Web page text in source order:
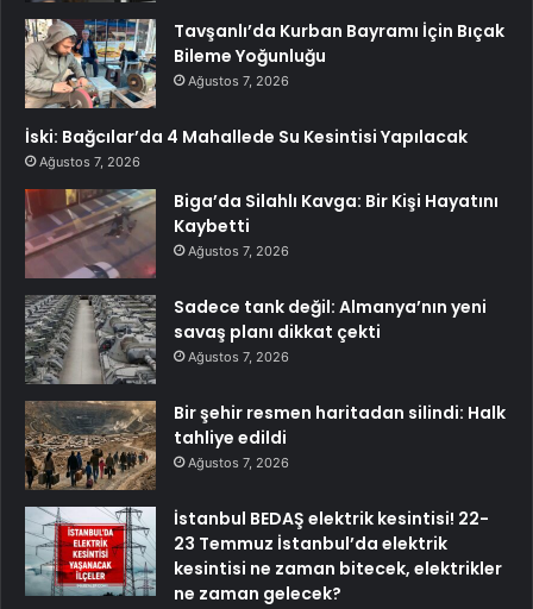
Tavşanlı’da Kurban Bayramı İçin Bıçak
Bileme Yoğunluğu
Ağustos 7, 2026
İski: Bağcılar’da 4 Mahallede Su Kesintisi Yapılacak
Ağustos 7, 2026
Biga’da Silahlı Kavga: Bir Kişi Hayatını
Kaybetti
Ağustos 7, 2026
Sadece tank değil: Almanya’nın yeni
savaş planı dikkat çekti
Ağustos 7, 2026
Bir şehir resmen haritadan silindi: Halk
tahliye edildi
Ağustos 7, 2026
İstanbul BEDAŞ elektrik kesintisi! 22-
23 Temmuz İstanbul’da elektrik
kesintisi ne zaman bitecek, elektrikler
ne zaman gelecek?